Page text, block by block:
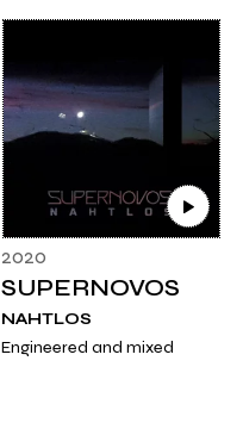
2020
SUPERNOVOS
NAHTLOS
Engineered and mixed